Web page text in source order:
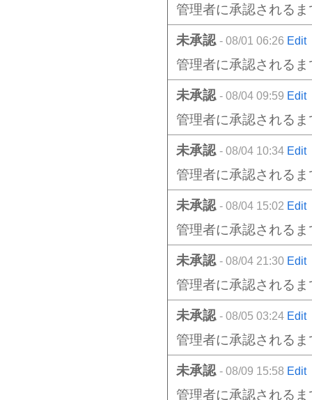
管理者に承認される
未承認 - 08/01 06:26 Edit
管理者に承認される
未承認 - 08/04 09:59 Edit
管理者に承認される
未承認 - 08/04 10:34 Edit
管理者に承認される
未承認 - 08/04 15:02 Edit
管理者に承認される
未承認 - 08/04 21:30 Edit
管理者に承認される
未承認 - 08/05 03:24 Edit
管理者に承認される
未承認 - 08/09 15:58 Edit
管理者に承認される